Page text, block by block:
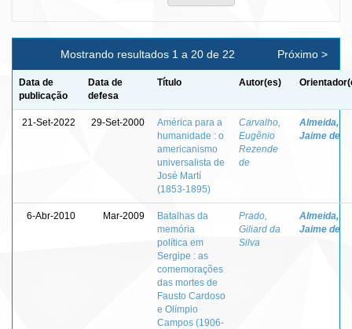
Mostrando resultados 1 a 20 de 22 Próximo >
Data de
publicação
Data de
defesa
Título Autor(es)
21-Set-2022 29-Set-2000
América para a
humanidade : o
americanismo
universalista de
José Martí
(1853-1895)
Carvalho,
Eugênio
Rezende
de
Almeida,
Jaime de
6-Abr-2010 Mar-2009
Batalhas da
memória
política em
Sergipe : as
comemorações
das mortes de
Fausto Cardoso
e Olímpio
Campos (1906-
Prado,
Giliard da
Silva
Almeida,
Jaime de